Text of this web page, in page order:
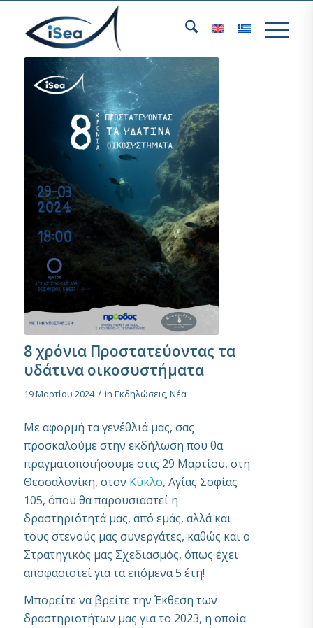
8 χρόνια Προστατεύοντας τα
υδάτινα οικοσυστήματα
19 Μαρτίου 2024 / in Εκδηλώσεις,Νέα
Με αφορμή τα γενέθλιά μας, σας
προσκαλούμε στην εκδήλωση που θα
πραγματοποιήσουμε στις 29 Μαρτίου, στη
Θεσσαλονίκη, στον Κύκλο, Αγίας Σοφίας
105, όπου θα παρουσιαστεί η
δραστηριότητά μας, από εμάς, αλλά και
τους στενούς μας συνεργάτες, καθώς και ο
Στρατηγικός μας Σχεδιασμός, όπως έχει
αποφασιστεί για τα επόμενα 5 έτη!
Μπορείτε να βρείτε την Έκθεση των
δραστηριοτήτων μας για το 2023, η οποία